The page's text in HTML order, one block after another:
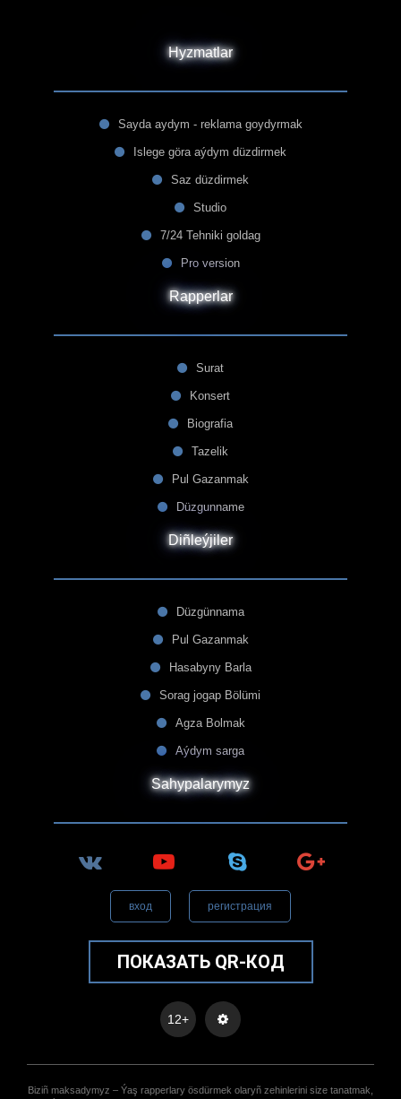
Hyzmatlar
Sayda aydym - reklama goydyrmak
Islege göra aýdym düzdirmek
Saz düzdirmek
Studio
7/24 Tehniki goldag
Pro version
Rapperlar
Surat
Konsert
Biografia
Tazelik
Pul Gazanmak
Düzgunname
Diñleýjiler
Düzgünnama
Pul Gazanmak
Hasabyny Barla
Sorag jogap Bölümi
Agza Bolmak
Aýdym sarga
Sahypalarymyz
вход регистрация
ПОКАЗАТЬ QR-КОД
12+
Biziñ maksadymyz – Ýaş rapperlary ösdürmek olaryñ zehinlerini size tanatmak,